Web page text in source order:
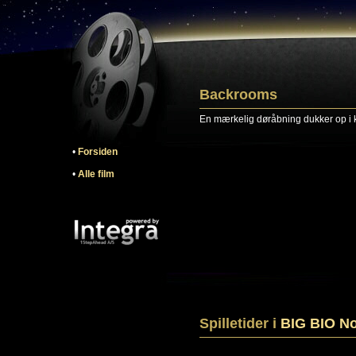
• Forsiden
• Alle film
Backrooms
En mærkelig døråbning dukker op
Spilletider i BIG BIO